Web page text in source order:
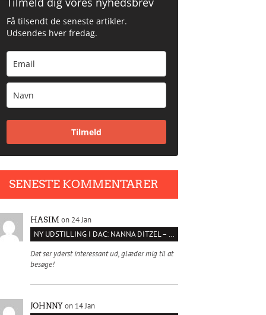
Få tilsendt de seneste artikler.
Udsendes hver fredag.
Tilmeld
SENESTE KOMMENTARER
HASIM on 24 Jan
NY UDSTILLING I DAC: NANNA DITZEL – SÆT KROPPEN FRI
Det ser yderst interessant ud, glæder mig til at
besøge!
JOHNNY on 14 Jan